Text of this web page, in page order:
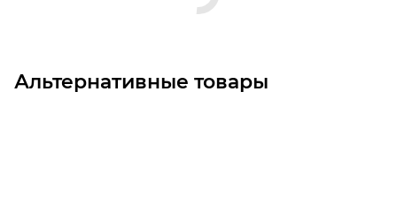
Альтернативные товары